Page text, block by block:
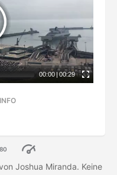
00:00 |00:29
Joshua Miranda. Keine